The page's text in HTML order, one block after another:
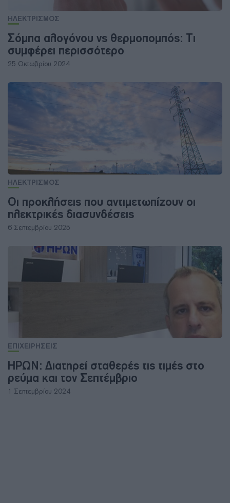
ΗΛΕΚΤΡΙΣΜΟΣ
Σόμπα αλογόνου vs θερμοπομπός: Τι
συμφέρει περισσότερο
25 Οκτωβρίου 2024
ΗΛΕΚΤΡΙΣΜΟΣ
Οι προκλήσεις που αντιμετωπίζουν οι
ηλεκτρικές διασυνδέσεις
6 Σεπτεμβρίου 2025
ΕΠΙΧΕΙΡΗΣΕΙΣ
ΗΡΩΝ: Διατηρεί σταθερές τις τιμές στο
ρεύμα και τον Σεπτέμβριο
1 Σεπτεμβρίου 2024